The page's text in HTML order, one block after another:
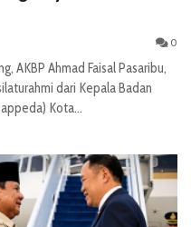
0
AKBP Ahmad Faisal Pasaribu,
dari Kepala Badan
Kota...